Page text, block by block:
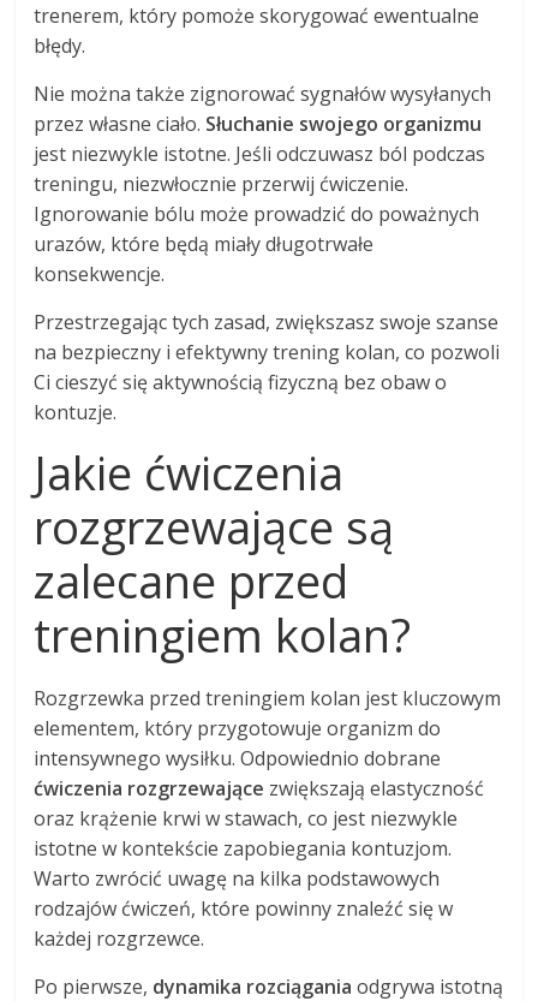
trenerem, który pomoże skorygować ewentualne
błędy.
Nie można także zignorować sygnałów wysyłanych
przez własne ciało. Słuchanie swojego organizmu
jest niezwykle istotne. Jeśli odczuwasz ból podczas
treningu, niezwłocznie przerwij ćwiczenie.
Ignorowanie bólu może prowadzić do poważnych
urazów, które będą miały długotrwałe
konsekwencje.
Przestrzegając tych zasad, zwiększasz swoje szanse
na bezpieczny i efektywny trening kolan, co pozwoli
Ci cieszyć się aktywnością fizyczną bez obaw o
kontuzje.
Jakie ćwiczenia
rozgrzewające są
zalecane przed
treningiem kolan?
Rozgrzewka przed treningiem kolan jest kluczowym
elementem, który przygotowuje organizm do
intensywnego wysiłku. Odpowiednio dobrane
ćwiczenia rozgrzewające zwiększają elastyczność
oraz krążenie krwi w stawach, co jest niezwykle
istotne w kontekście zapobiegania kontuzjom.
Warto zwrócić uwagę na kilka podstawowych
rodzajów ćwiczeń, które powinny znaleźć się w
każdej rozgrzewce.
Po pierwsze, dynamika rozciągania odgrywa istotną